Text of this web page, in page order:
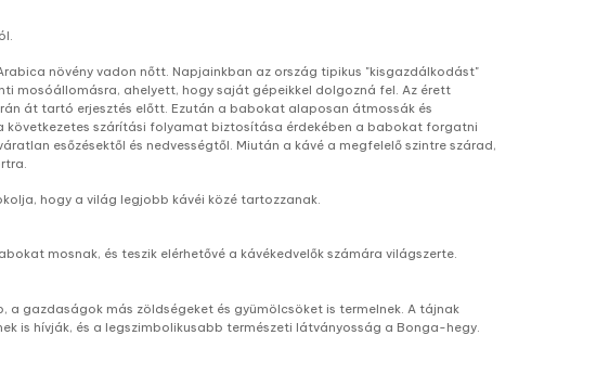
növény vadon nőtt. Napjainkban az ország tipikus "kisgazdálkodást"
mosóállomásra, ahelyett, hogy saját gépeikkel dolgozná fel. Az érett
át tartó erjesztés előtt. Ezután a babokat alaposan átmossák és
következetes szárítási folyamat biztosítása érdekében a babokat forgatni
esőzésektől és nedvességtől. Miután a kávé a megfelelő szintre szárad,
hogy a világ legjobb kávéi közé tartozzanak.
mosnak, és teszik elérhetővé a kávékedvelők számára világszerte.
gazdaságok más zöldségeket és gyümölcsöket is termelnek. A tájnak
is hívják, és a legszimbolikusabb természeti látványosság a Bonga-hegy.